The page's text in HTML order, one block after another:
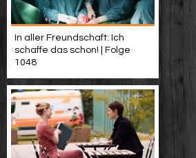
In aller Freundschaft: Ich
schaffe das schon! | Folge
1048